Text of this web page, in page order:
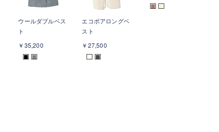
ウールダブルベス
ト
￥35,200
■ ■
エコボアロングベ
スト
￥27,500
■
■ ■